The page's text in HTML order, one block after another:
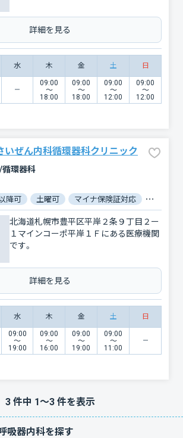
詳細を見る
水 木 金 土 日
09:00
〜
18:00
09:00
〜
18:00
09:00
〜
12:00
09:00
〜
12:00
いぜん内科循環器科クリニック
環器科
降可 土曜可 マイナ保険証対応 駐車場
北海道札幌市豊平区平岸２条９丁目２ー
１マインコーポ平岸１Ｆにある医療機関
です。
詳細を見る
水 木 金 土 日
09:00
〜
19:00
09:00
〜
16:00
09:00
〜
19:00
09:00
〜
11:00
3件中 1〜3件を表示
吸器内科を探す